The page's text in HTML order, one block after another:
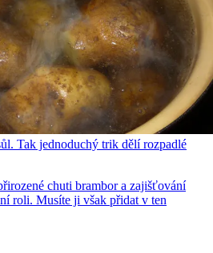
Tak jednoduchý trik dělí rozpadlé
chuti brambor a zajišťování
roli. Musíte ji však přidat v ten